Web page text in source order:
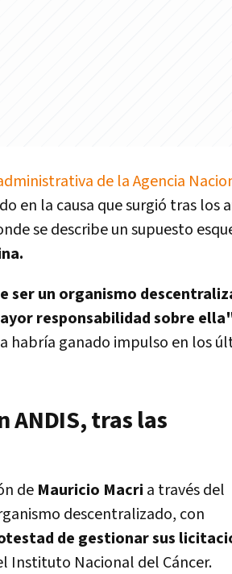
de la Agencia
en la causa que surgió tras los
se describe un supuesto
ser un organismo
responsabilidad sobre
habría ganado impulso en los
ANDIS, tras las
de Mauricio Macri a través del
descentralizado, con
de gestionar sus
Instituto Nacional del Cáncer.